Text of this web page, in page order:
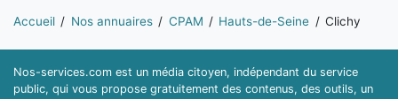
Vous êtes ici:
Accueil Nos annuaires CPAM Hauts-de-Seine Clichy
Nos-services.com est un média citoyen, indépendant du service
public, qui vous propose gratuitement des contenus, des outils, un